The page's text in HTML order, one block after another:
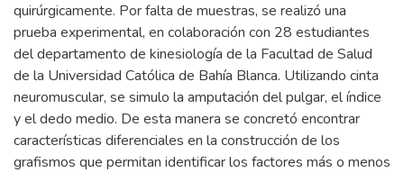
quirúrgicamente. Por falta de muestras, se realizó una
prueba experimental, en colaboración con 28 estudiantes
del departamento de kinesiología de la Facultad de Salud
de la Universidad Católica de Bahía Blanca. Utilizando cinta
neuromuscular, se simulo la amputación del pulgar, el índice
y el dedo medio. De esta manera se concretó encontrar
características diferenciales en la construcción de los
grafismos que permitan identificar los factores más o menos